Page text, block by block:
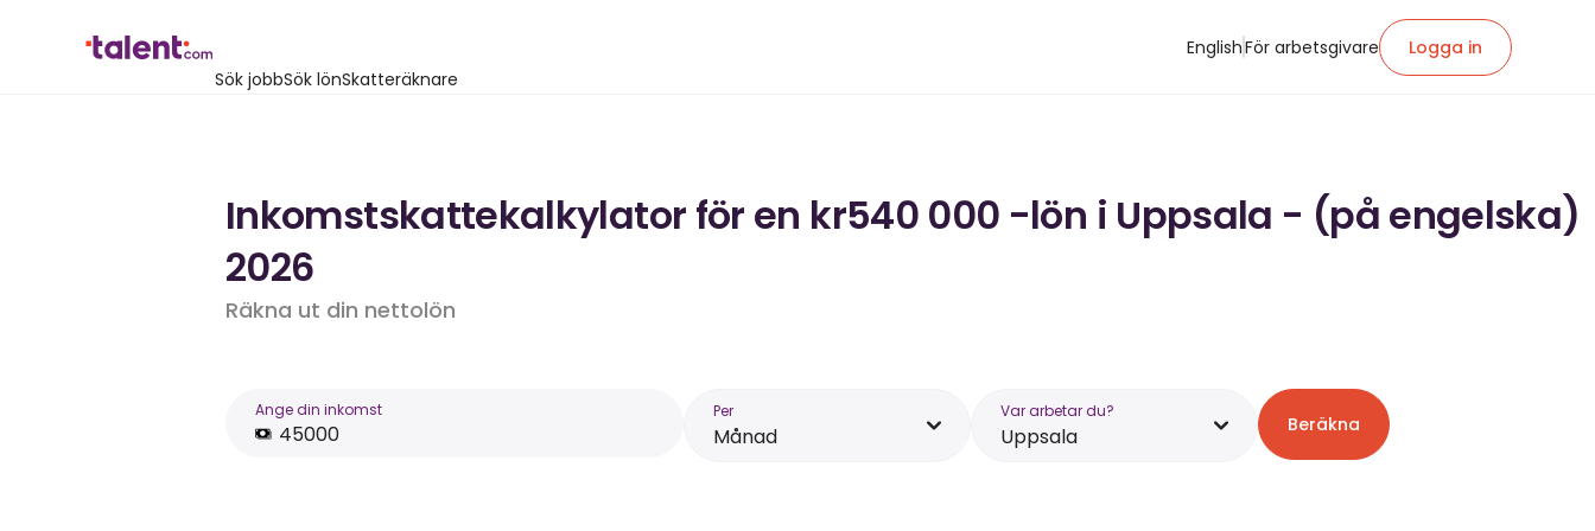
Sök jobbSök lönSkatteräknare
EnglishFör arbetsgivare Logga in
Inkomstskattekalkylator för en kr540 000 -lön i Uppsala - (på engelska)
2026
Räkna ut din nettolön
Ange din inkomst Per
Månad
Var arbetar du?
Uppsala Beräkna